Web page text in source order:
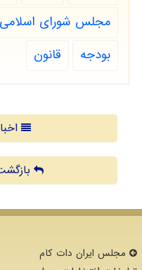
مجلس شورای اسلامی
بودجه
قانون
مجلس ایران دات كام